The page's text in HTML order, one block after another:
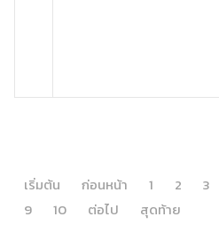
เริ่มต้น ก่อนหน้า 1 2 3
9
10 ต่อไป สุดท้าย